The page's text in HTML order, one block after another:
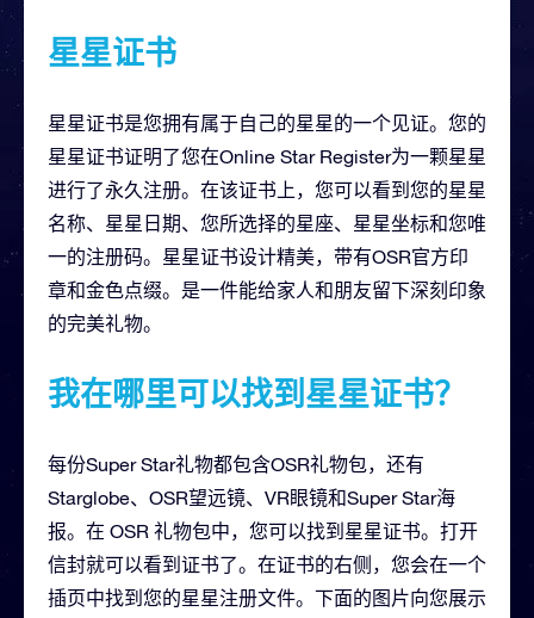
星星证书
星星证书是您拥有属于自己的星星的一个见证。您的
星星证书证明了您在Online Star Register为一颗星星
进行了永久注册。在该证书上，您可以看到您的星星
名称、星星日期、您所选择的星座、星星坐标和您唯
一的注册码。星星证书设计精美，带有OSR官方印
章和金色点缀。是一件能给家人和朋友留下深刻印象
的完美礼物。
我在哪里可以找到星星证书？
每份Super Star礼物都包含OSR礼物包，还有
Starglobe、OSR望远镜、VR眼镜和Super Star海
报。在 OSR 礼物包中，您可以找到星星证书。打开
信封就可以看到证书了。在证书的右侧，您会在一个
插页中找到您的星星注册文件。下面的图片向您展示